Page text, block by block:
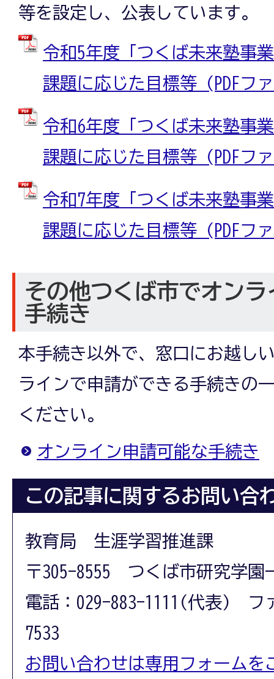
等を設定し、公表しています。
令和5年度「つくば未来塾事
課題に応じた目標等 (PDFフ
令和6年度「つくば未来塾事
課題に応じた目標等 (PDFフ
令和7年度「つくば未来塾事
課題に応じた目標等 (PDFフ
その他つくば市でオン
手続き
本手続き以外で、窓口にお越し
ラインで申請ができる手続きの
ください。
オンライン申請可能な手続き
この記事に関するお問い合
教育局 生涯学習推進課
〒305-8555 つくば市研究学園
電話：029-883-1111(代表) フ
7533
お問い合わせは専用フォームを